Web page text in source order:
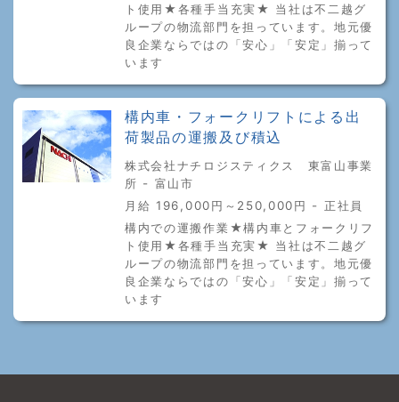
ト使用★各種手当充実★ 当社は不二越グ
ループの物流部門を担っています。地元優
良企業ならではの「安心」「安定」揃って
います
構内車・フォークリフトによる出
荷製品の運搬及び積込
株式会社ナチロジスティクス 東富山事業
所 - 富山市
月給 196,000円～250,000円 - 正社員
構内での運搬作業★構内車とフォークリフ
ト使用★各種手当充実★ 当社は不二越グ
ループの物流部門を担っています。地元優
良企業ならではの「安心」「安定」揃って
います